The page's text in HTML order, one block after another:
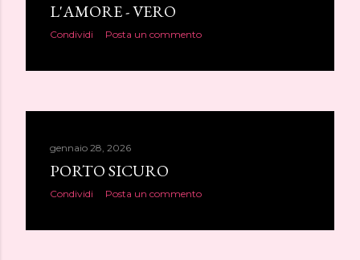
L'AMORE - VERO
Condividi Posta un commento
gennaio 28, 2026
PORTO SICURO
Condividi Posta un commento